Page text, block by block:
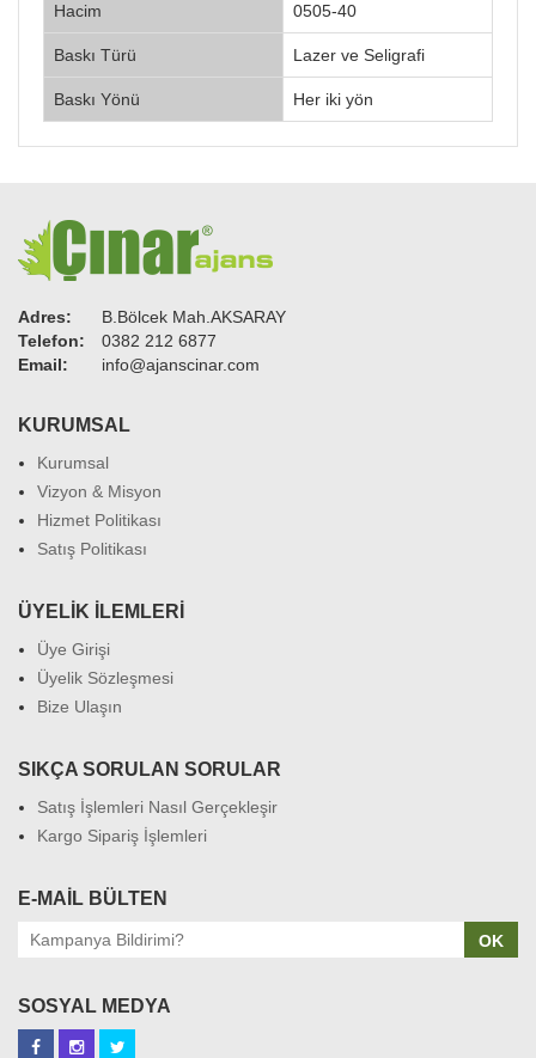
Hacim 0505-40
Baskı Türü Lazer ve Seligrafi
Baskı Yönü Her iki yön
Adres:
B.Bölcek Mah.AKSARAY
Telefon:
0382 212 6877
Email:
info@ajanscinar.com
KURUMSAL
Kurumsal
Vizyon & Misyon
Hizmet Politikası
Satış Politikası
ÜYELIK İLEMLERI
Üye Girişi
Üyelik Sözleşmesi
Bize Ulaşın
SIKÇA SORULAN SORULAR
Satış İşlemleri Nasıl Gerçekleşir
Kargo Sipariş İşlemleri
E-MAIL BÜLTEN
OK
SOSYAL MEDYA